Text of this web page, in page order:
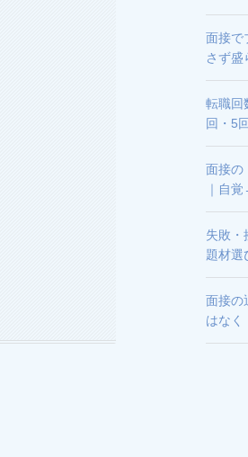
面接で
さず盛
転職回
回・5
面接の
｜自
失敗・
題材選
面接の
はなく